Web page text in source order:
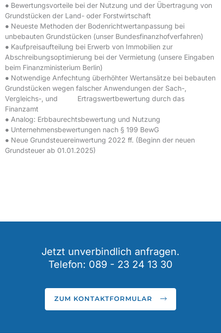
● Bewertungsvorteile bei der Nutzung und der Übertragung von
Grundstücken der Land- oder Forstwirtschaft
● Neueste Methoden der Bodenrichtwertanpassung bei
unbebauten Grundstücken (unser Bundesfinanzhofverfahren)
● Kaufpreisaufteilung bei Erwerb von Immobilien zur
Abschreibungsoptimierung bei der Vermietung (unsere Eingaben
beim Finanzministerium Berlin)
● Notwendige Anfechtung überhöhter Wertansätze bei bebauten
Grundstücken wegen falscher Anwendungen der Sach-,
Vergleichs-, und Ertragswertbewertung durch das
Finanzamt
● Analog: Erbbaurechtsbewertung und Nutzung
● Unternehmensbewertungen nach § 199 BewG
● Neue Grundsteuereinwertung 2022 ff. (Beginn der neuen
Grundsteuer ab 01.01.2025)
Jetzt unverbindlich anfragen.
Telefon: 089 - 23 24 13 30
ZUM KONTAKTFORMULAR